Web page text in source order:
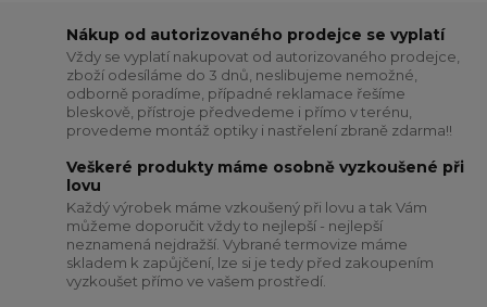
Nákup od autorizovaného prodejce se vyplatí
Vždy se vyplatí nakupovat od autorizovaného prodejce,
zboží odesíláme do 3 dnů, neslibujeme nemožné,
odborně poradíme, případné reklamace řešíme
bleskově, přístroje předvedeme i přímo v terénu,
provedeme montáž optiky i nastřelení zbraně zdarma!!
Veškeré produkty máme osobně vyzkoušené při
lovu
Každý výrobek máme vzkoušený při lovu a tak Vám
můžeme doporučit vždy to nejlepší - nejlepší
neznamená nejdražší. Vybrané termovize máme
skladem k zapůjčení, lze si je tedy před zakoupením
vyzkoušet přímo ve vašem prostředí.